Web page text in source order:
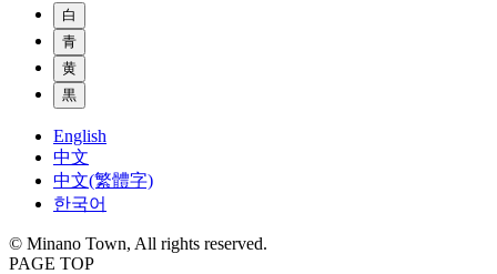
白
青
黄
黒
English
中文
中文(繁體字)
한국어
© Minano Town, All rights reserved.
PAGE TOP